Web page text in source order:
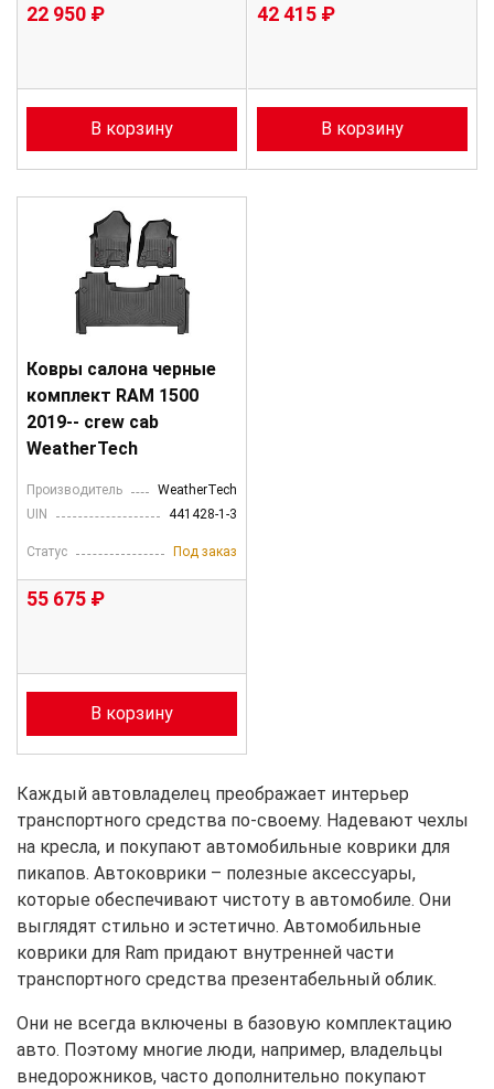
22 950 ₽
В корзину
42 415 ₽
В корзину
Ковры салона черные
комплект RAM 1500
2019-- crew cab
WeatherTech
Производитель
WeatherTech
UIN
441428-1-3
Статус Под заказ
55 675 ₽
В корзину
Каждый автовладелец преображает интерьер
транспортного средства по-своему. Надевают чехлы
на кресла, и покупают автомобильные коврики для
пикапов. Автоковрики – полезные аксессуары,
которые обеспечивают чистоту в автомобиле. Они
выглядят стильно и эстетично. Автомобильные
коврики для Ram придают внутренней части
транспортного средства презентабельный облик.
Они не всегда включены в базовую комплектацию
авто. Поэтому многие люди, например, владельцы
внедорожников, часто дополнительно покупают